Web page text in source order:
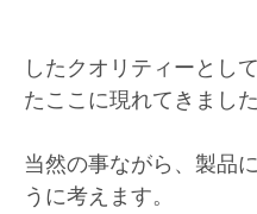
したクオリティーとし
たここに現れてきました
当然の事ながら、製品
うに考えます。